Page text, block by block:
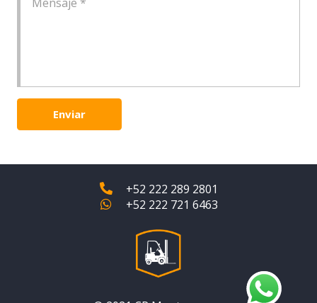
Enviar
+52 222 289 2801
+52 222 721 6463